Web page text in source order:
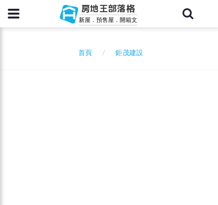
房地王部落格
新屋．預售屋．開箱文
首頁 鉅茂建設